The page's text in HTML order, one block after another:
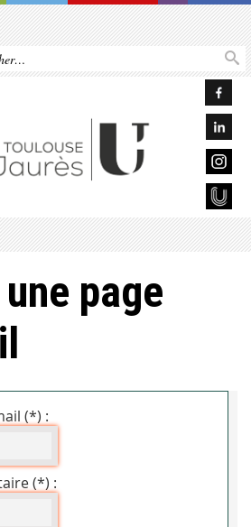
page
(*) :
(*) :